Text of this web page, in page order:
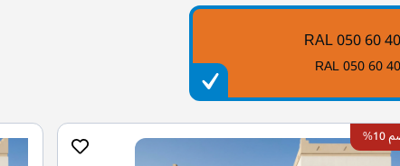
RAL 050 60 40
RAL 050 60 40